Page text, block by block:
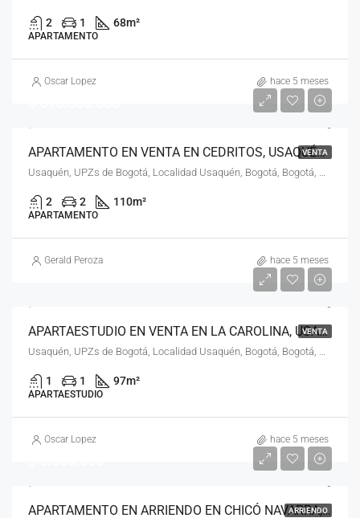
2 1 68m²
APARTAMENTO
Oscar Lopez hace 5 meses
VENTA
APARTAMENTO EN VENTA EN CEDRITOS, USAQUÉN, BOGOTÁ, D.C. – (964)
Usaquén, UPZs de Bogotá, Localidad Usaquén, Bogotá, Bogotá, Distrito Capital, RAP (Especial) Central, 110111, Colombia
2 2 110m²
APARTAMENTO
Gerald Peroza hace 5 meses
VENTA
APARTAESTUDIO EN VENTA EN LA CAROLINA, USAQUÉN, BOGOTÁ, D.C. – (965)
Usaquén, UPZs de Bogotá, Localidad Usaquén, Bogotá, Bogotá, Distrito Capital, RAP (Especial) Central, 110111, Colombia
1 1 97m²
APARTAESTUDIO
Oscar Lopez hace 5 meses
ARRIENDOAPARTAMENTO EN ARRIENDO EN CHICÓ NAVARRA, USAQUÉN, BOGOTÁ, D.C. – (967)